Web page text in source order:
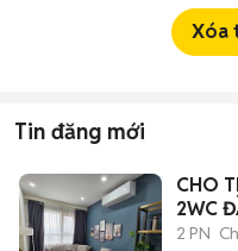
Xóa
Tin đăng mới
CHO
2WC
2 PN